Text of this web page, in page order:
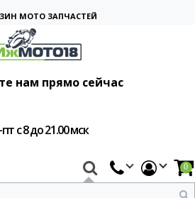
МОТО ЗАПЧАСТЕЙ
нам прямо сейчас
с 8 до 21.00 мск
0